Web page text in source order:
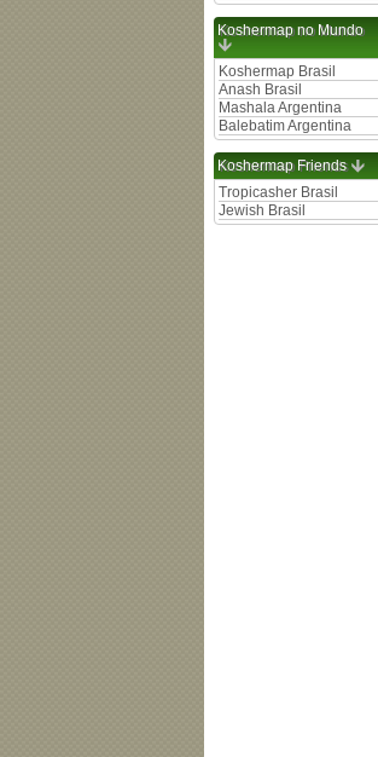
Koshermap no Mundo
Koshermap Brasil
Anash Brasil
Mashala Argentina
Balebatim Argentina
Koshermap Friends
Tropicasher Brasil
Jewish Brasil